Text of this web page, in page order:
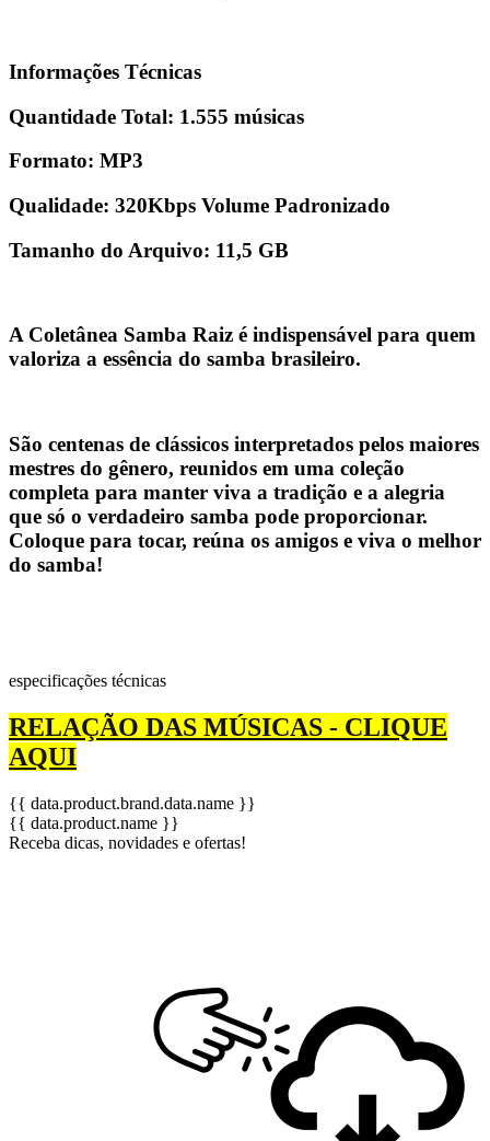
Informações Técnicas
Quantidade Total: 1.555 músicas
Formato: MP3
Qualidade: 320Kbps Volume Padronizado
Tamanho do Arquivo: 11,5 GB
A Coletânea Samba Raiz é indispensável para quem
valoriza a essência do samba brasileiro.
São centenas de clássicos interpretados pelos maiores
mestres do gênero, reunidos em uma coleção
completa para manter viva a tradição e a alegria
que só o verdadeiro samba pode proporcionar.
Coloque para tocar, reúna os amigos e viva o melhor
do samba!
especificações técnicas
RELAÇÃO DAS MÚSICAS - CLIQUE
AQUI
{{ data.product.brand.data.name }}
{{ data.product.name }}
Receba dicas, novidades e ofertas!